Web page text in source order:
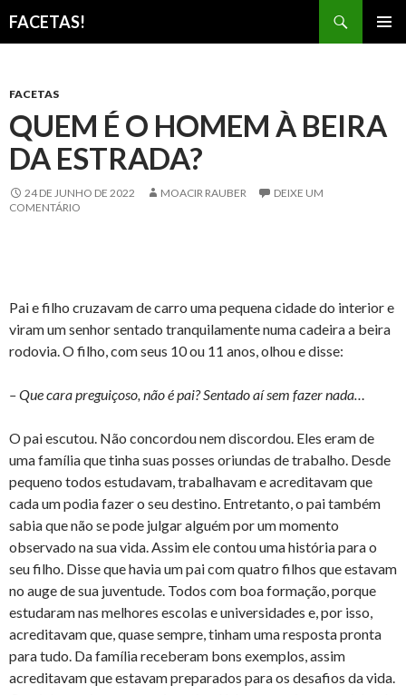
FACETAS!
CONTEÚDO
FACETAS
QUEM É O HOMEM À BEIRA
DA ESTRADA?
24 DE JUNHO DE 2022 MOACIR RAUBER
DEIXE UM
COMENTÁRIO
Pai e filho cruzavam de carro uma pequena cidade do interior e
viram um senhor sentado tranquilamente numa cadeira a beira
rodovia. O filho, com seus 10 ou 11 anos, olhou e disse:
– Que cara preguiçoso, não é pai? Sentado aí sem fazer nada…
O pai escutou. Não concordou nem discordou. Eles eram de
uma família que tinha suas posses oriundas de trabalho. Desde
pequeno todos estudavam, trabalhavam e acreditavam que
cada um podia fazer o seu destino. Entretanto, o pai também
sabia que não se pode julgar alguém por um momento
observado na sua vida. Assim ele contou uma história para o
seu filho. Disse que havia um pai com quatro filhos que estavam
no auge de sua juventude. Todos com boa formação, porque
estudaram nas melhores escolas e universidades e, por isso,
acreditavam que, quase sempre, tinham uma resposta pronta
para tudo. Da família receberam bons exemplos, assim
acreditavam que estavam preparados para os desafios da vida.